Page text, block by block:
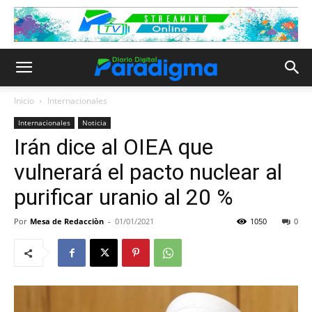
Inicio Internacionales
Internacionales Noticia
Irán dice al OIEA que
vulnerará el pacto nuclear al
purificar uranio al 20 %
Por Mesa de Redacciòn - 01/01/2021 0
1050